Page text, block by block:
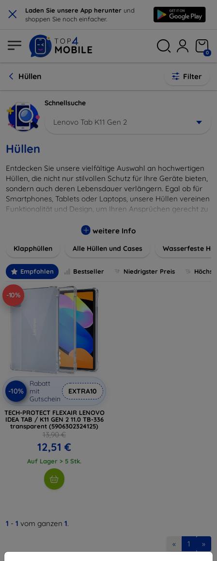
× Laden Sie unsere App herunter und
shoppen Sie noch einfacher.
0
Hüllen Filter
Schnellsuche
Lenovo Tab K11 Gen 2
Hüllen
Entdecken Sie unsere vielfältige Auswahl an hochwertigen
Hüllen, die nicht nur stilvollen Schutz für Ihre Geräte bieten,
sondern auch deren Lebensdauer verlängern. Egal ob für
Smartphones, Tablets oder Laptops, unsere Hüllen vereinen
Funktionalität und Design, um Ihren Ansprüchen gerecht zu
Farben, um Ihren persönlichen Stil perfekt zu
weitere Info
Klapphüllen Alle Hüllen und Cases Wasserfeste
Empfohlen Bestseller Niedrigster Preis
-10%
-10%
Rabatt
mit
Gutschein
EXTRA10
TECH-PROTECT FLEXAIR LENOVO
IDEA TAB / K11 GEN 2 11.0 TB-336
transparent (5906302324125)
13,90 €
12,51 €
Auf Lager > 5 Stk.
1 - 1 vom ganzen 1.
« 1 »